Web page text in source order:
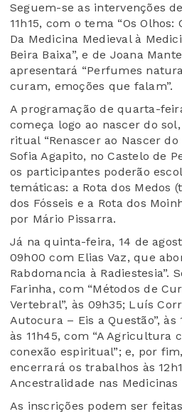
Seguem-se as intervenções
11h15, com o tema “Os Olhos:
Da Medicina Medieval à
Beira Baixa”, e de Joana
apresentará “Perfumes
curam, emoções que falam”.
A programação de quarta-
começa logo ao nascer do
ritual “Renascer ao Nascer
Sofia Agapito, no Castelo de
os participantes poderão
temáticas: a Rota dos Medos
dos Fósseis e a Rota dos
por Mário Pissarra.
Já na quinta-feira, 14 de
09h00 com Elias Vaz, que
Rabdomancia à Radiestesia”.
Farinha, com “Métodos de
Vertebral”, às 09h35; Luís
Autocura – Eis a Questão”,
às 11h45, com “A Agricultura
conexão espiritual”; e, por
encerrará os trabalhos às
Ancestralidade nas Medicinas
As inscrições podem ser